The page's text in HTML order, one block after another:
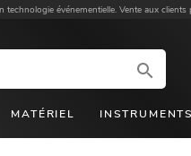
technologie événementielle. Vente aux
MATÉRIEL